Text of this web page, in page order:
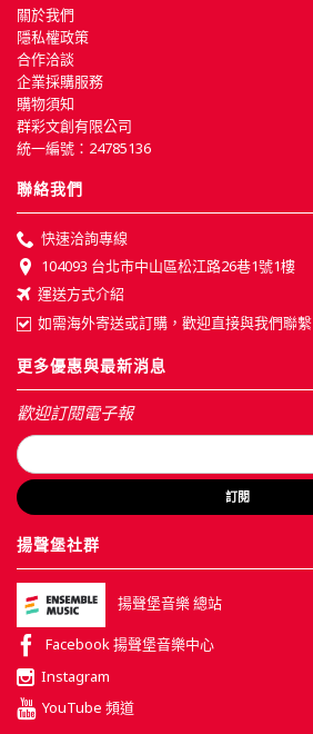
關於我們
隱私權政策
合作洽談
企業採購服務
購物須知
群彩文創有限公司
統一編號：24785136
聯絡我們
快速洽詢專線
104093 台北市中山區松江路26巷1號1樓
運送方式介紹
如需海外寄送或訂購，歡迎直接與我們聯繫
更多優惠與最新消息
歡迎訂閱電子報
訂閱
揚聲堡社群
揚聲堡音樂 總站
Facebook 揚聲堡音樂中心
Instagram
YouTube 頻道